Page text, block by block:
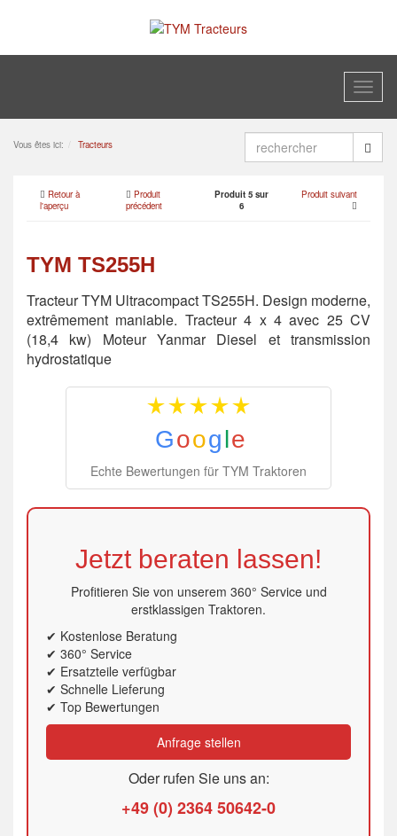
Vous êtes ici: Tracteurs
Retour à
l'aperçu
Produit
précédent
Produit 5 sur
6
Produit suivant
TYM TS255H
Tracteur TYM Ultracompact TS255H. Design moderne,
extrêmement maniable. Tracteur 4 x 4 avec 25 CV
(18,4 kw) Moteur Yanmar Diesel et transmission
hydrostatique
G o o g l e
Echte Bewertungen für TYM Traktoren
Jetzt beraten lassen!
Profitieren Sie von unserem 360° Service und
erstklassigen Traktoren.
✔ Kostenlose Beratung
✔ 360° Service
✔ Ersatzteile verfügbar
✔ Schnelle Lieferung
✔ Top Bewertungen
Anfrage stellen
Oder rufen Sie uns an:
+49 (0) 2364 50642-0